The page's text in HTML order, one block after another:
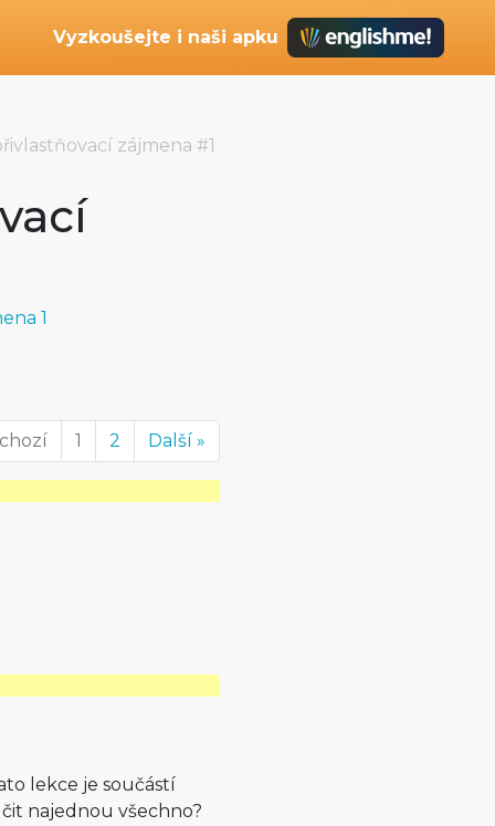
Vyzkoušejte i naši apku
zájmena #1
1
1 2 Další »
lekce je součástí
najednou všechno?